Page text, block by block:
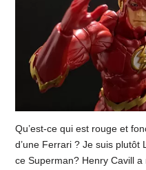
Qu’est-ce qui est rouge et
d’une Ferrari ? Je suis plutôt
ce Superman? Henry Cavill